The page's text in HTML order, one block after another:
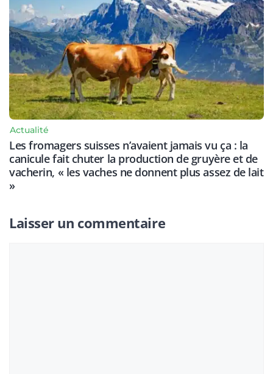
Actualité
Les fromagers suisses n’avaient jamais vu ça : la
canicule fait chuter la production de gruyère et de
vacherin, « les vaches ne donnent plus assez de lait
»
Laisser un commentaire